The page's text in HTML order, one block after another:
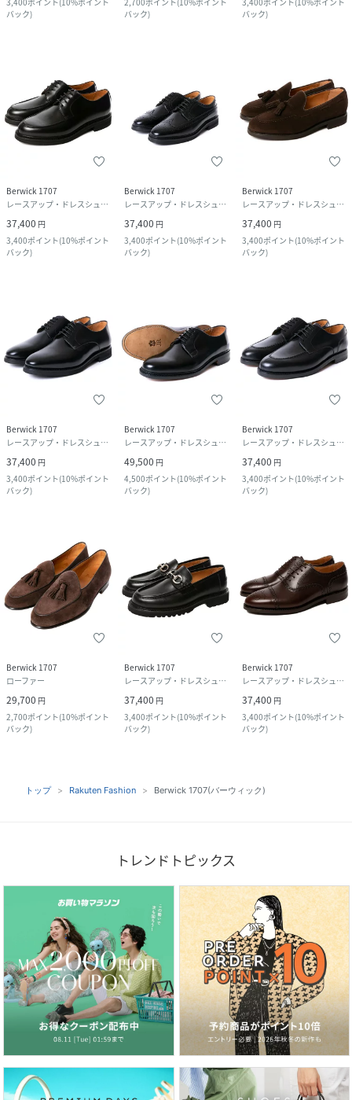
バック)
バック)
バック)
Berwick 1707
レースアップ・ドレスシューズ
37,400 円
3,400ポイント(10%ポイント
バック)
Berwick 1707
レースアップ・ドレスシューズ
37,400 円
3,400ポイント(10%ポイント
バック)
Berwick 1707
レースアップ・ドレスシューズ
37,400 円
3,400ポイント(10%ポイント
バック)
Berwick 1707
レースアップ・ドレスシューズ
37,400 円
3,400ポイント(10%ポイント
バック)
Berwick 1707
レースアップ・ドレスシューズ
49,500 円
4,500ポイント(10%ポイント
バック)
Berwick 1707
レースアップ・ドレスシューズ
37,400 円
3,400ポイント(10%ポイント
バック)
Berwick 1707
ローファー
29,700 円
2,700ポイント(10%ポイント
バック)
Berwick 1707
レースアップ・ドレスシューズ
37,400 円
3,400ポイント(10%ポイント
バック)
Berwick 1707
レースアップ・ドレスシューズ
37,400 円
3,400ポイント(10%ポイント
バック)
トップ Rakuten Fashion Berwick 1707(バーウィック)
トレンドトピックス